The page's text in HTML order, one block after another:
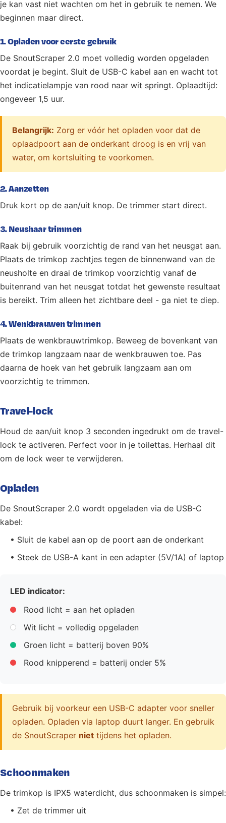
je kan vast niet wachten om het in gebruik te nemen. We
beginnen maar direct.
1. Opladen voor eerste gebruik
De SnoutScraper 2.0 moet volledig worden opgeladen
voordat je begint. Sluit de USB-C kabel aan en wacht tot
het indicatielampje van rood naar wit springt. Oplaadtijd:
ongeveer 1,5 uur.
Belangrijk: Zorg er vóór het opladen voor dat de
oplaadpoort aan de onderkant droog is en vrij van
water, om kortsluiting te voorkomen.
2. Aanzetten
Druk kort op de aan/uit knop. De trimmer start direct.
3. Neushaar trimmen
Raak bij gebruik voorzichtig de rand van het neusgat aan.
Plaats de trimkop zachtjes tegen de binnenwand van de
neusholte en draai de trimkop voorzichtig vanaf de
buitenrand van het neusgat totdat het gewenste resultaat
is bereikt. Trim alleen het zichtbare deel - ga niet te diep.
4. Wenkbrauwen trimmen
Plaats de wenkbrauwtrimkop. Beweeg de bovenkant van
de trimkop langzaam naar de wenkbrauwen toe. Pas
daarna de hoek van het gebruik langzaam aan om
voorzichtig te trimmen.
Travel-lock
Houd de aan/uit knop 3 seconden ingedrukt om de travel-
lock te activeren. Perfect voor in je toilettas. Herhaal dit
om de lock weer te verwijderen.
Opladen
De SnoutScraper 2.0 wordt opgeladen via de USB-C
kabel:
• Sluit de kabel aan op de poort aan de onderkant
• Steek de USB-A kant in een adapter (5V/1A) of laptop
LED indicator:
Rood licht = aan het opladen
Wit licht = volledig opgeladen
Groen licht = batterij boven 90%
Rood knipperend = batterij onder 5%
Gebruik bij voorkeur een USB-C adapter voor sneller
opladen. Opladen via laptop duurt langer. En gebruik
de SnoutScraper niet tijdens het opladen.
Schoonmaken
De trimkop is IPX5 waterdicht, dus schoonmaken is simpel:
• Zet de trimmer uit